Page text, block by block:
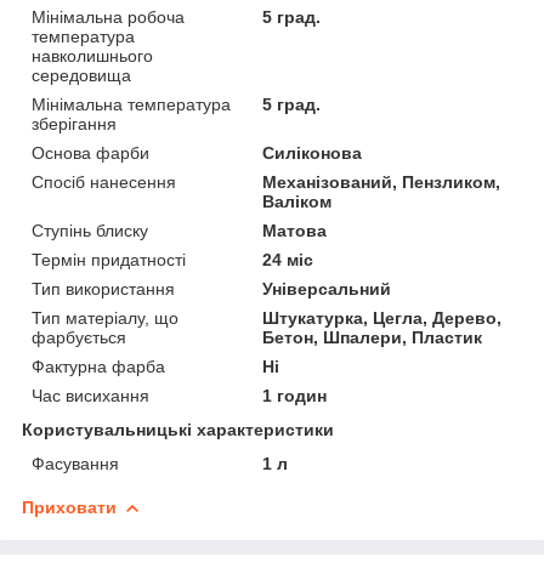
Мінімальна робоча
температура
навколишнього
середовища
5 град.
Мінімальна температура
зберігання
5 град.
Основа фарби
Силіконова
Спосіб нанесення
Механізований, Пензликом,
Валіком
Ступінь блиску
Матова
Термін придатності
24 міс
Тип використання
Універсальний
Тип матеріалу, що
фарбується
Штукатурка, Цегла, Дерево,
Бетон, Шпалери, Пластик
Фактурна фарба
Ні
Час висихання
1 годин
Користувальницькі характеристики
Фасування
1 л
Приховати